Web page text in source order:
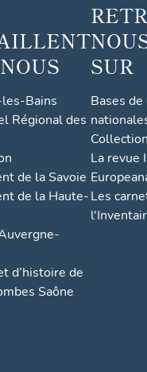
Bains
Régional des
de la Savoie
de la Haute-
d’histoire de
Saône
SUR
Bases
La revue
Les